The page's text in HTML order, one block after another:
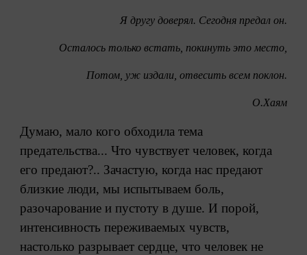
Я другу доверял. Сегодня предал он.
Осталось только встать, покинуть это место,
Потом, уж издали, отвесить всем поклон.
О.Хаям
Думаю, мало кого обходила тема
предательства... Что чувствует человек, когда
его предают?.. Зачастую, когда нас предают
близкие люди, мы испытываем боль,
разочарование и пустоту в душе. И порой,
интенсивность переживаемых чувств,
настолько разрывает сердце, что человек не